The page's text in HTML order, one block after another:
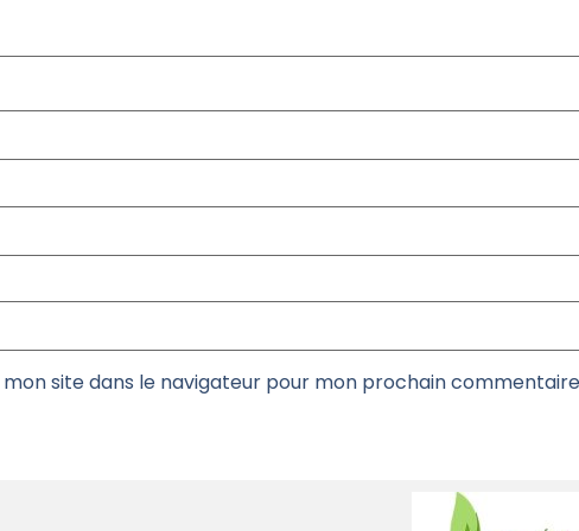
site dans le navigateur pour mon prochain